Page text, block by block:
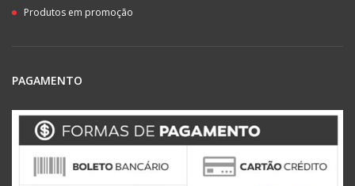
Produtos em promoção
PAGAMENTO